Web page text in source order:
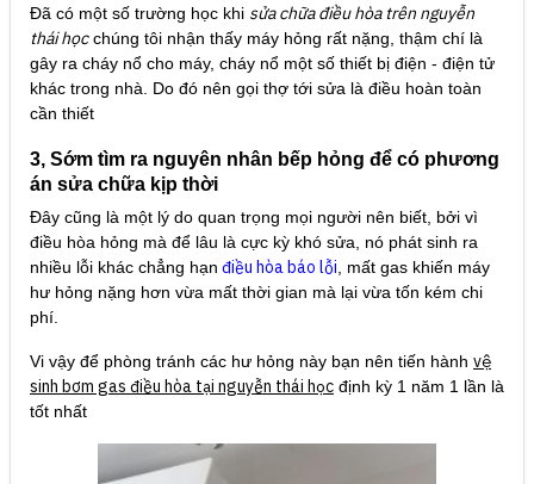
Đã có một số trường học khi sửa chữa điều hòa trên nguyễn
thái họcchúng tôi nhận thấy máy hỏng rất nặng, thậm chí là
gây ra cháy nổ cho máy, cháy nổ một số thiết bị điện - điện tử
khác trong nhà. Do đó nên gọi thợ tới sửa là điều hoàn toàn
cần thiết
3, Sớm tìm ra nguyên nhân bếp hỏng để có phương
án sửa chữa kịp thời
Đây cũng là một lý do quan trọng mọi người nên biết, bởi vì
điều hòa hỏng mà để lâu là cực kỳ khó sửa, nó phát sinh ra
nhiều lỗi khác chẳng hạn điều hòa báo lỗi , mất gas khiến máy
hư hỏng nặng hơn vừa mất thời gian mà lại vừa tốn kém chi
phí.
Vi vậy để phòng tránh các hư hỏng này bạn nên tiến hành vệ
sinh bơm gas điều hòa tại nguyễn thái học định kỳ 1 năm 1 lần là
tốt nhất